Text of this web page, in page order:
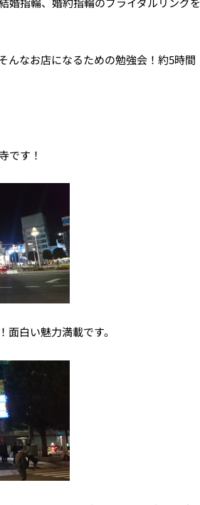
なお店になるための勉強会！約5時間
です！
白い魅力満載です。